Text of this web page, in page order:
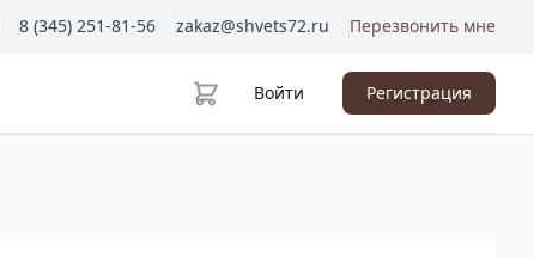
8 (345) 251-81-56 zakaz@shvets72.ru Перезвонить мне
Войти Регистрация